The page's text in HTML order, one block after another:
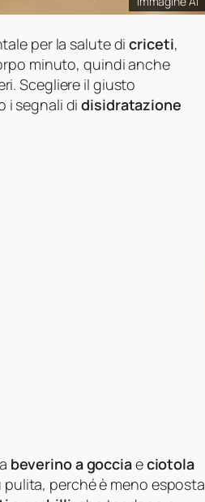
per la salute dicriceti,
minuto, quindi anche
Scegliere il giusto
i segnali didisidratazione
beverino a gocciaeciotola
pulita, perché è meno esposta